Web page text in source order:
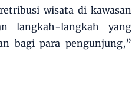
wisata di kawasan
langkah-langkah yang
bagi para pengunjung,”